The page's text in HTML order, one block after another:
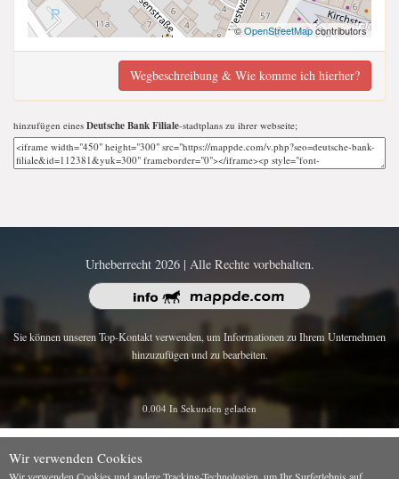
©OpenStreetMapcontributors
Wegbeschreibung & Wie komme ich hierher?
hinzufügen eines Deutsche Bank Filiale-stadtplans zu ihrer webseite;
Urheberrecht 2026 | Alle Rechte vorbehalten.
Sie können unseren Top-Kontakt verwenden, um Informationen zu Ihrem Unternehmen
hinzuzufügen und zu bearbeiten.
0.004 In Sekunden geladen
Wir verwenden Cookies